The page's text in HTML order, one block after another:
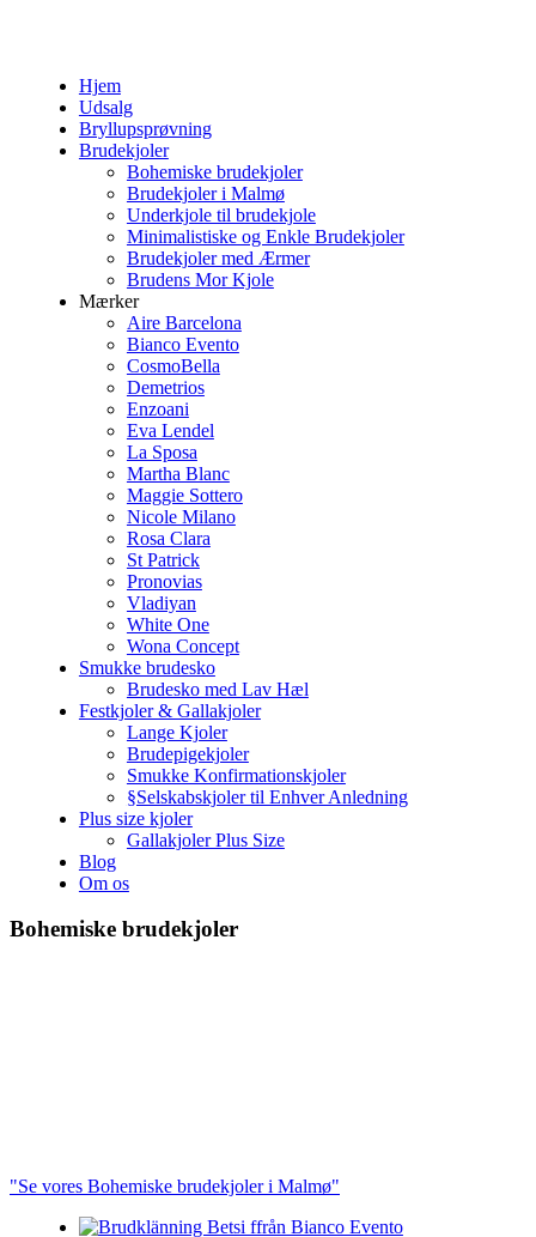
Hjem
Udsalg
Bryllupsprøvning
Brudekjoler
Bohemiske brudekjoler
Brudekjoler i Malmø
Underkjole til brudekjole
Minimalistiske og Enkle Brudekjoler
Brudekjoler med Ærmer
Brudens Mor Kjole
Mærker
Aire Barcelona
Bianco Evento
CosmoBella
Demetrios
Enzoani
Eva Lendel
La Sposa
Martha Blanc
Maggie Sottero
Nicole Milano
Rosa Clara
St Patrick
Pronovias
Vladiyan
White One
Wona Concept
Smukke brudesko
Brudesko med Lav Hæl
Festkjoler & Gallakjoler
Lange Kjoler
Brudepigekjoler
Smukke Konfirmationskjoler
§Selskabskjoler til Enhver Anledning
Plus size kjoler
Gallakjoler Plus Size
Blog
Om os
Bohemiske brudekjoler
"Se vores Bohemiske brudekjoler i Malmø"